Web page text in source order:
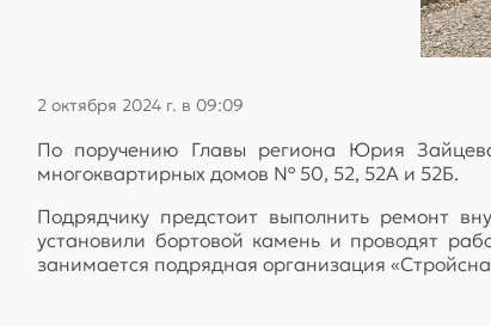
2 октября 2024 г. в 09:09
По поручению Главы региона Юрия
многоквартирных домов № 50, 52, 52А и 52Б.
Подрядчику предстоит выполнить ремонт
установили бортовой камень и проводят
занимается подрядная организация